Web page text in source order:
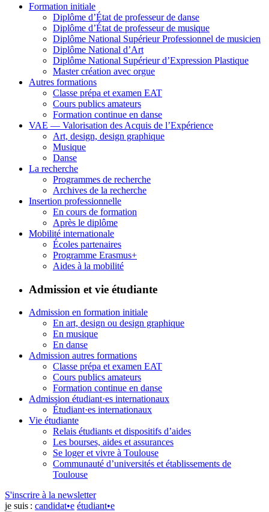
Formation initiale
Diplôme d’État de professeur de danse
Diplôme d’État de professeur de musique
Diplôme National Supérieur Professionnel de musicien
Diplôme National d’Art
Diplôme National Supérieur d’Expression Plastique
Master création avec orgue
Autres formations
Classe prépa et examen EAT
Cours publics amateurs
Formation continue en danse
VAE — Valorisation des Acquis de l’Expérience
Art, design, design graphique
Musique
Danse
La recherche
Programmes de recherche
Archives de la recherche
Insertion professionnelle
En cours de formation
Après le diplôme
Mobilité internationale
Écoles partenaires
Programme Erasmus+
Aides à la mobilité
Admission et vie étudiante
Admission en formation initiale
En art, design ou design graphique
En musique
En danse
Admission autres formations
Classe prépa et examen EAT
Cours publics amateurs
Formation continue en danse
Admission étudiant·es internationaux
Étudiant·es internationaux
Vie étudiante
Relais étudiants et dispositifs d’aides
Les bourses, aides et assurances
Se loger et vivre à Toulouse
Communauté d’universités et établissements de
Toulouse
S'inscrire à la newsletter
je suis : candidat•e étudiant•e